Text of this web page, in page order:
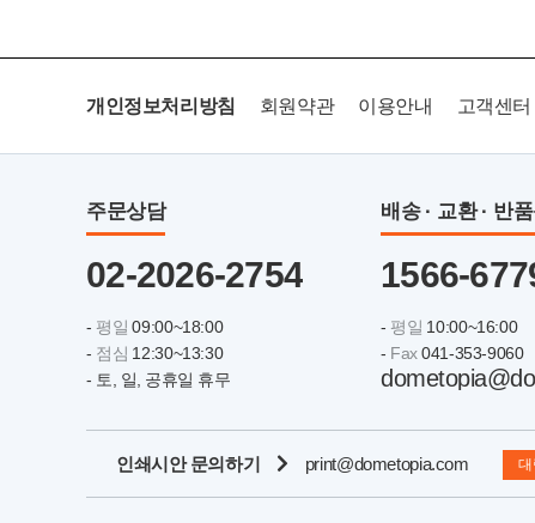
개인정보처리방침 회원약관 이용안내 고객센터
주문상담
02-2026-2754
- 평일 09:00~18:00
- 점심 12:30~13:30
- 토, 일, 공휴일 휴무
배송 · 교환 · 반
1566-
- 평일 10:00~16:00
- Fax041-353-9060
인쇄시안 문의하기 print@dometopia.com 대